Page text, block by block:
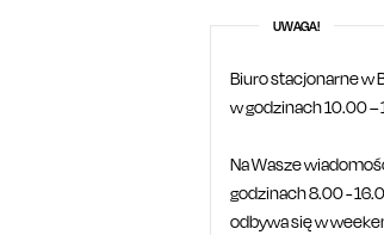
UWAGA!
Biuro stacjonarne w
w godzinach 10.00 –
Na Wasze
godzinach 8.00 -
odbywa się w